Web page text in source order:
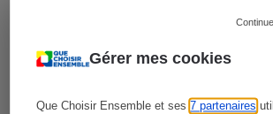
Gérer mes cookies
Que Choisir Ensemble et ses7 partenaires